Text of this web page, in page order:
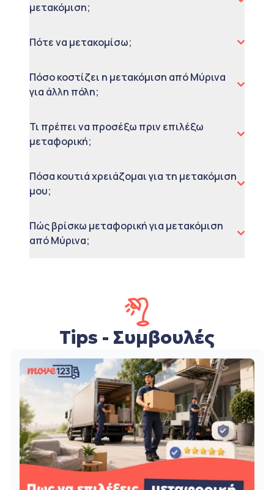
μετακόμιση;
Πότε να μετακομίσω;
Πόσο κοστίζει η μετακόμιση από Μύρινα
για άλλη πόλη;
Τι πρέπει να προσέξω πριν επιλέξω
μεταφορική;
Πόσα κουτιά χρειάζομαι για τη μετακόμιση
μου;
Πώς βρίσκω μεταφορική για μετακόμιση
από Μύρινα;
Tips - Συμβουλές